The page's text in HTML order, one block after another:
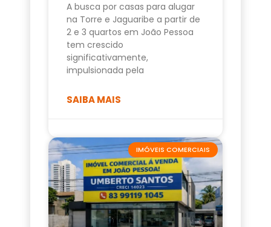
A busca por casas para alugar
na Torre e Jaguaribe a partir de
2 e 3 quartos em João Pessoa
tem crescido
significativamente,
impulsionada pela
SAIBA MAIS
IMÓVEIS COMERCIAIS